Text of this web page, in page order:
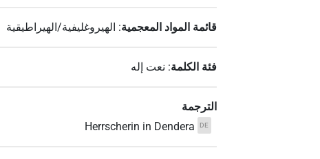
قائمة المواد المعجمية: الهيروغليفية/الهيراطيقية
فئة الكلمة: نعت إله
الترجمة
DE
Herrscherin in Dendera